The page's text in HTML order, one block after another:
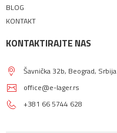
BLOG
KONTAKT
KONTAKTIRAJTE NAS
Šavnička 32b, Beograd, Srbija
office@e-lager.rs
+381 66 5744 628